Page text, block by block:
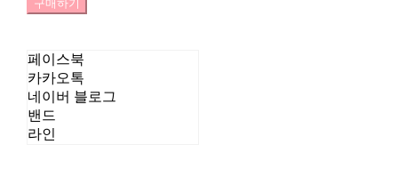
구매하기
페이스북
카카오톡
네이버 블로그
밴드
라인